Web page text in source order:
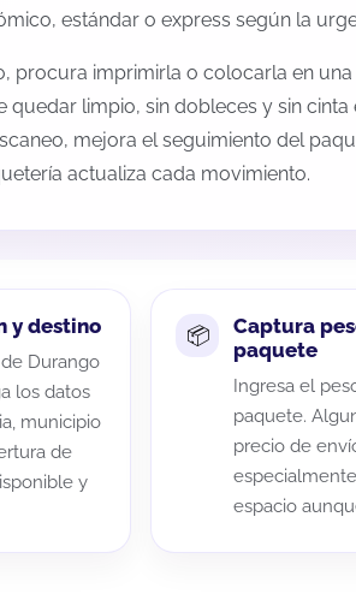
estándar o express según la
procura imprimirla o colocarla en
quedar limpio, sin dobleces y sin cinta
mejora el seguimiento del
actualiza cada movimiento.
y destino
Durango
los datos
municipio
de
y
Captura
paquete
Ingresa el
paquete.
precio de
espacio